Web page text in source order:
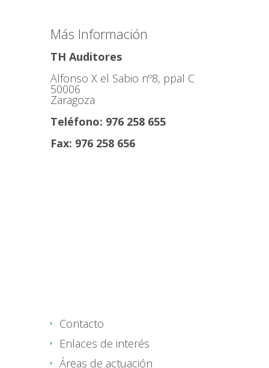
Más Información
TH Auditores
Alfonso X el Sabio nº8, ppal C
50006
Zaragoza
Teléfono: 976 258 655
Fax: 976 258 656
Contacto
Enlaces de interés
Áreas de actuación